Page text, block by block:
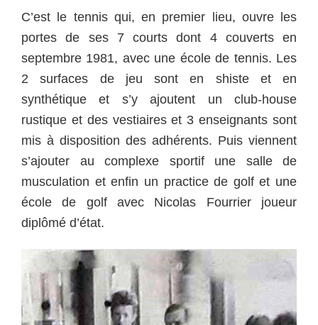
C’est le tennis qui, en premier lieu, ouvre les
portes de ses 7 courts dont 4 couverts en
septembre 1981, avec une école de tennis. Les
2 surfaces de jeu sont en shiste et en
synthétique et s’y ajoutent un club-house
rustique et des vestiaires et 3 enseignants sont
mis à disposition des adhérents. Puis viennent
s’ajouter au complexe sportif une salle de
musculation et enfin un practice de golf et une
école de golf avec Nicolas Fourrier joueur
diplômé d’état.